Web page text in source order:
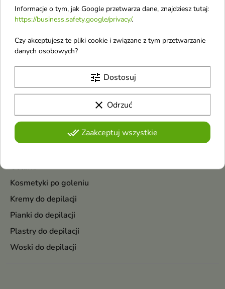
Kosmetyki do depilacji
Golarki
Kosmetyki po goleniu
Kremy do depilacji
Pianki do depilacji
Plastry do depilacji
Woski do depilacji
Gillette Simply Venus
Maszynki do golenia 5
sztuk
Wahl Zestaw z
depilatorem do twarzy
i ciała 12 elementów
Zestaw z elektrycznym
Pokazano 1-4 z 4 pozycji
Informacje o tym, jak Google przetwarza dane, znajdziesz tutaj:
https://business.safety.google/privacy/.
Czy akceptujesz te pliki cookie i związane z tym przetwarzanie
danych osobowych?
tune Dostosuj
clear Odrzuć
done_allZaakceptuj wszystkie